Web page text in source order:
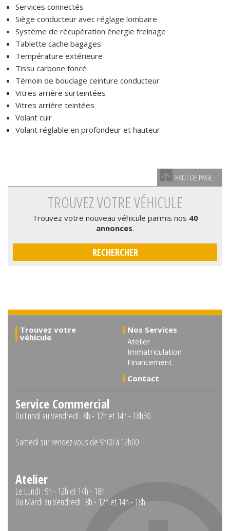
Services connectés
Siège conducteur avec réglage lombaire
Système de récupération énergie freinage
Tablette cache bagages
Température extérieure
Tissu carbone foncé
Témoin de bouclage ceinture conducteur
Vitres arrière surteintées
Vitres arrière teintées
Volant cuir
Volant réglable en profondeur et hauteur
HAUT DE PAGE
TROUVEZ VOTRE VÉHICULE
Trouvez votre nouveau véhicule parmis nos 40
annonces.
RECHERCHER
Trouvez votre
véhicule
Nos Services
Atelier
Immatriculation
Financement
Contact
Service Commercial
Du Lundi au Vendredi : 8h - 12h et 14h - 18h30
Samedi sur rendez vous de 9h00 à 12h00
Atelier
Le Lundi : 9h - 12h et 14h - 18h
Du Mardi au Vendredi : 8h - 12h et 14h - 18h